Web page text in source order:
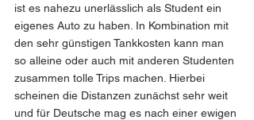
ist es nahezu unerlässlich als Student ein
eigenes Auto zu haben. In Kombination mit
den sehr günstigen Tankkosten kann man
so alleine oder auch mit anderen Studenten
zusammen tolle Trips machen. Hierbei
scheinen die Distanzen zunächst sehr weit
und für Deutsche mag es nach einer ewigen